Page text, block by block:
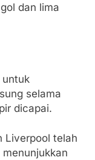
dan lima
untuk
selama
dicapai.
Liverpool telah